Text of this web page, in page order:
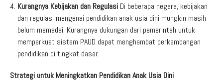
Kurangnya Kebijakan dan Regulasi Di beberapa negara, kebijakan
dan regulasi mengenai pendidikan anak usia dini mungkin masih
belum memadai. Kurangnya dukungan dari pemerintah untuk
memperkuat sistem PAUD dapat menghambat perkembangan
pendidikan di tingkat dasar.
Strategi untuk Meningkatkan Pendidikan Anak Usia Dini